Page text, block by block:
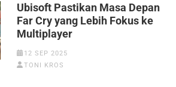
Ubisoft Pastikan Masa Depan
Far Cry yang Lebih Fokus ke
Multiplayer
12 SEP 2025
TONI KROS